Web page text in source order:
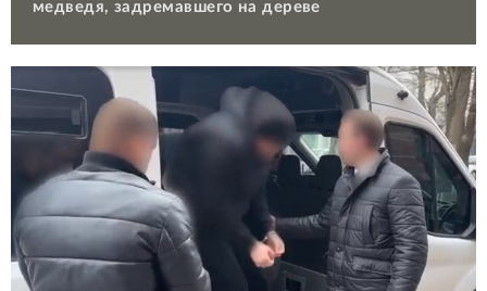
медведя, задремавшего на дереве